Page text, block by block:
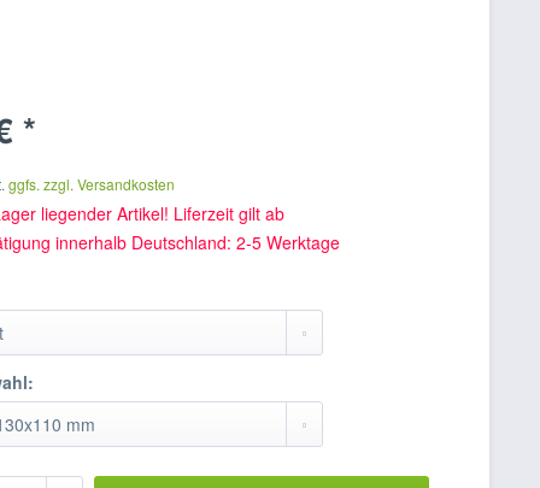
*
ggfs. zzgl. Versandkosten
liegender Artikel! Liferzeit gilt ab
innerhalb Deutschland: 2-5 Werktage